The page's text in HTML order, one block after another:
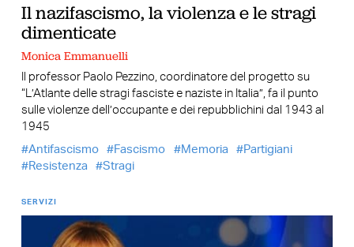
Il nazifascismo, la violenza e le stragi
dimenticate
Monica Emmanuelli
Il professor Paolo Pezzino, coordinatore del progetto su
“L’Atlante delle stragi fasciste e naziste in Italia”, fa il punto
sulle violenze dell’occupante e dei repubblichini dal 1943 al
1945
Antifascismo
Fascismo Memoria
Partigiani
Resistenza
Stragi
SERVIZI